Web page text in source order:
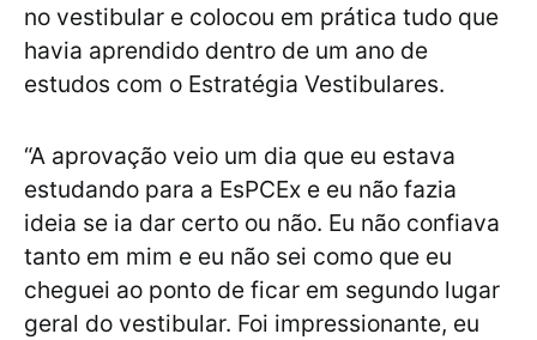
no vestibular e colocou em prática tudo que
havia aprendido dentro de um ano de
estudos com o Estratégia Vestibulares.
“A aprovação veio um dia que eu estava
estudando para a EsPCEx e eu não fazia
ideia se ia dar certo ou não. Eu não confiava
tanto em mim e eu não sei como que eu
cheguei ao ponto de ficar em segundo lugar
geral do vestibular. Foi impressionante, eu